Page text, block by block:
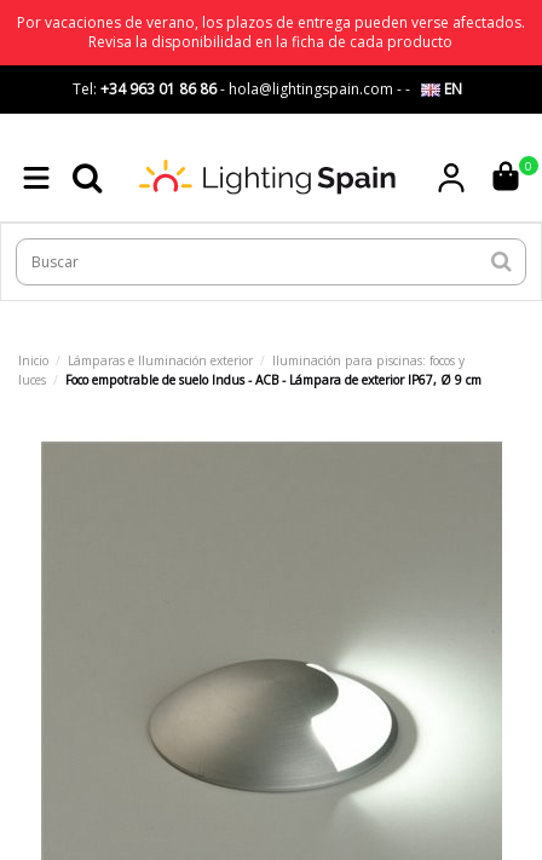
Por vacaciones de verano, los plazos de entrega pueden verse afectados.
Revisa la disponibilidad en la ficha de cada producto
Tel: +34 963 01 86 86-hola@lightingspain.com -- EN
0
Inicio Lámparas e Iluminación exterior
Iluminación para piscinas: focos y
luces
Foco empotrable de suelo Indus - ACB - Lámpara de exterior IP67, Ø 9 cm